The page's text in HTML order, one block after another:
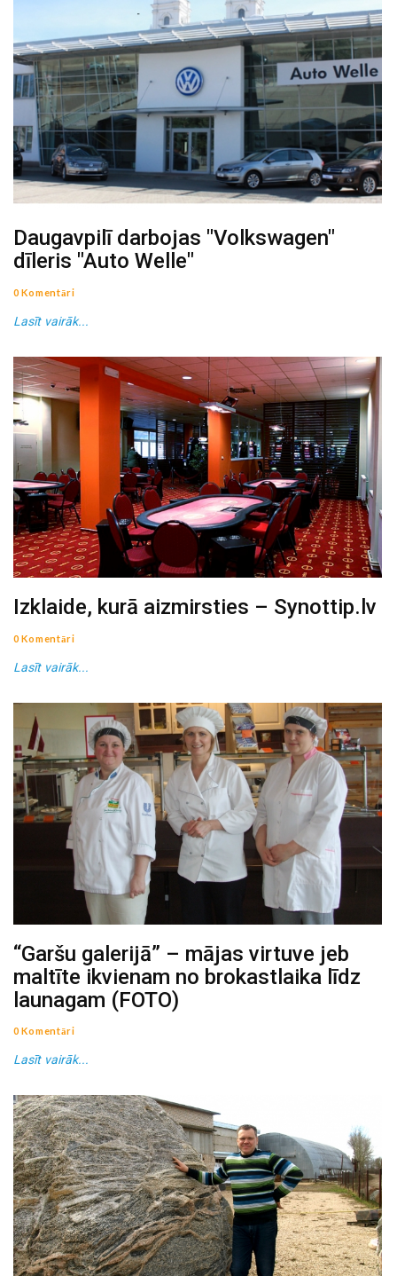
Daugavpilī darbojas "Volkswagen"
dīleris "Auto Welle"
0 Komentāri
Lasīt vairāk...
Izklaide, kurā aizmirsties – Synottip.lv
0 Komentāri
Lasīt vairāk...
“Garšu galerijā” – mājas virtuve jeb
maltīte ikvienam no brokastlaika līdz
launagam (FOTO)
0 Komentāri
Lasīt vairāk...